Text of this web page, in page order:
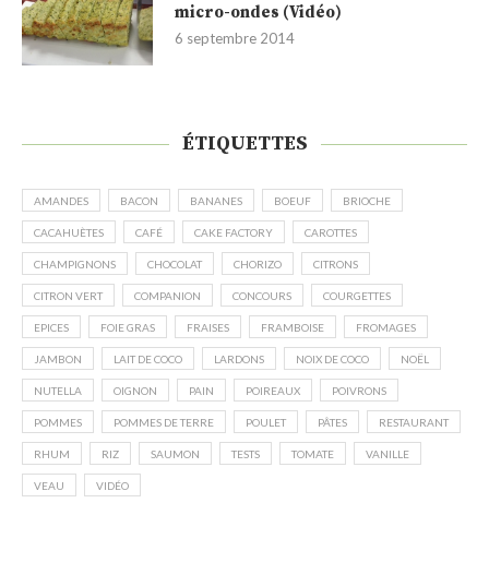
micro-ondes (Vidéo)
6 septembre 2014
ÉTIQUETTES
AMANDES BACON BANANES BOEUF BRIOCHE
CACAHUÈTES CAFÉ CAKE FACTORY CAROTTES
CHAMPIGNONS CHOCOLAT CHORIZO CITRONS
CITRON VERT COMPANION CONCOURS COURGETTES
EPICES FOIE GRAS FRAISES FRAMBOISE FROMAGES
JAMBON LAIT DE COCO LARDONS NOIX DE COCO NOËL
NUTELLA OIGNON PAIN POIREAUX POIVRONS
POMMES POMMES DE TERRE POULET PÂTES RESTAURANT
RHUM RIZ SAUMON TESTS TOMATE VANILLE
VEAU VIDÉO